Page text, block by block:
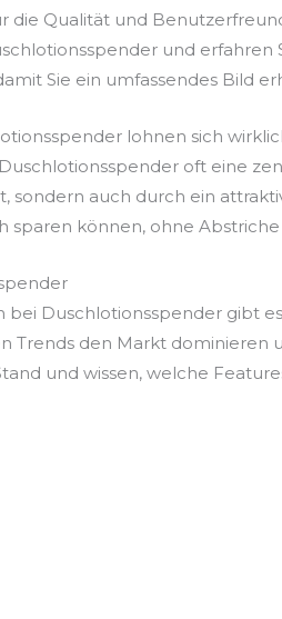
Qualität und
und erfahren
Sie ein umfassendes Bild
lohnen sich
oft eine
auch durch ein
sparen können, ohne
bei Duschlotionsspender gibt
Trends den Markt
und wissen, welche